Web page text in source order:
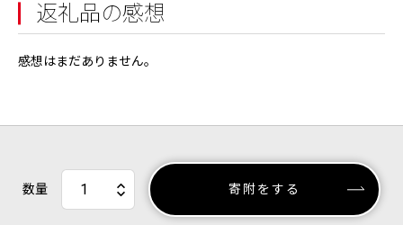
返礼品の感想
感想はまだありません。
数量 寄附をする